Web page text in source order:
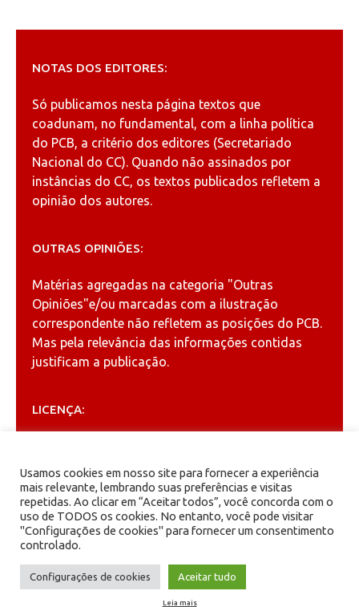
NOTAS DOS EDITORES:
Só publicamos nesta página textos que
coadunam, no fundamental, com a linha política
do PCB, a critério dos editores (Secretariado
Nacional do CC). Quando não assinados por
instâncias do CC, os textos publicados refletem a
opinião dos autores.
OUTRAS OPINIÕES:
Matérias agregadas na categoria "Outras
Opiniões"e/ou marcadas com a ilustração
correspondente não refletem as posições do PCB.
Mas pela relevância das informações contidas
justificam a publicação.
LICENÇA:
Creative Commons
ARQUIVOS
Arquivos
Usamos cookies em nosso site para fornecer a experiência
mais relevante, lembrando suas preferências e visitas
repetidas. Ao clicar em “Aceitar todos”, você concorda com o
uso de TODOS os cookies. No entanto, você pode visitar
"Configurações de cookies" para fornecer um consentimento
controlado.
Configurações de cookies Aceitar tudo
Leia mais